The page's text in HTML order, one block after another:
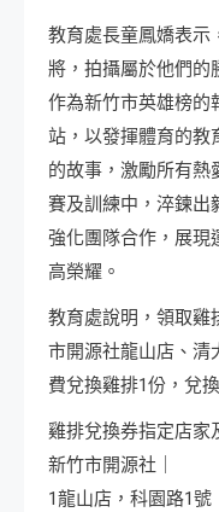
教育處長童鳳嬌表示
將，拍攝屬於他們的
作為新竹市英雄榜的
站，以發揮體育的教
的故事，激勵所有熱
賽及訓練中，淬鍊出
強化團隊合作，展現
高榮耀。
教育處說明，領取雞
市開源社龍山店、清
費兌換雞排1份，兌
雞排兌換券指定店家
新竹市開源社｜
1龍山店，科園路1號